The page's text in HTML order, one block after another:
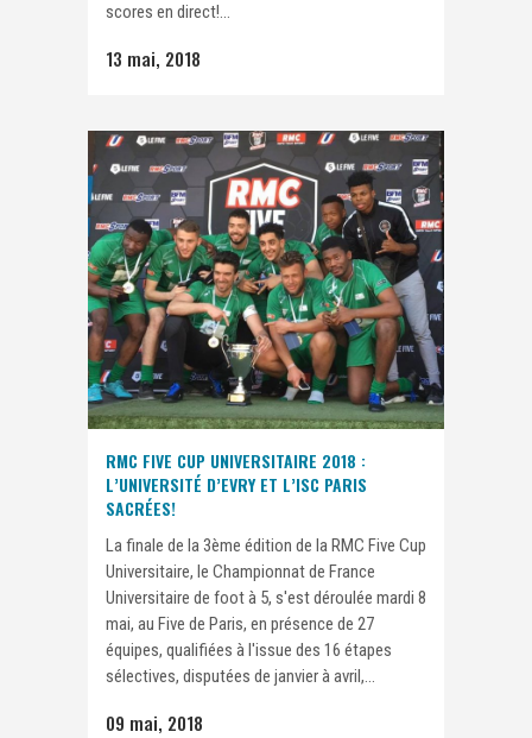
scores en direct!...
13 mai, 2018
RMC FIVE CUP UNIVERSITAIRE 2018 :
L’UNIVERSITÉ D’EVRY ET L’ISC PARIS
SACRÉES!
La finale de la 3ème édition de la RMC Five Cup
Universitaire, le Championnat de France
Universitaire de foot à 5, s'est déroulée mardi 8
mai, au Five de Paris, en présence de 27
équipes, qualifiées à l'issue des 16 étapes
sélectives, disputées de janvier à avril,...
09 mai, 2018